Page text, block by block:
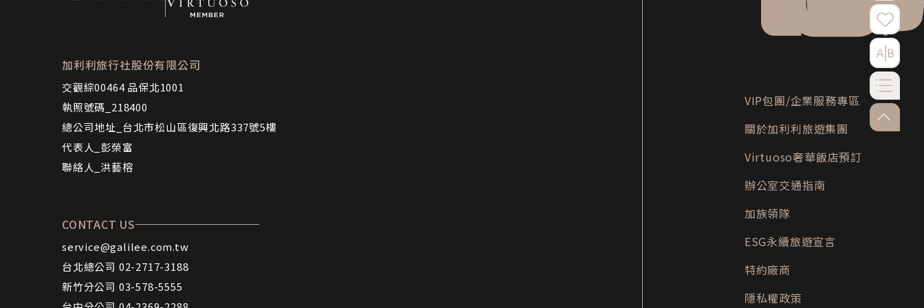
go-to-
加利利旅行社股份有限公司
交觀綜00464 品保北1001
執照號碼_218400
總公司地址_台北市松山區復興北路337號5樓
代表人_彭榮富
聯絡人_洪藝榕
CONTACT US
service@galilee.com.tw
台北總公司 02-2717-3188
新竹分公司 03-578-5555
VIP包團/企業服務專區
關於加利利旅遊集團
Virtuoso奢華飯店預訂
辦公室交通指南
加族領隊
ESG永續旅遊宣言
特約廠商
隱私權政策